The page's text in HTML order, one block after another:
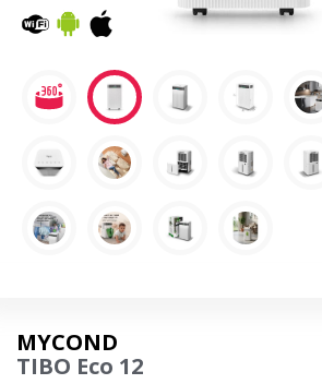
Осушувач повітря
MYCOND
TIBO Eco 12